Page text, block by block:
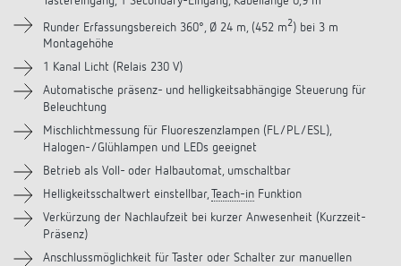
Downloads
Zubehör
Runder Erfassungsbereich 360°, Ø 24 m, (452 m2) bei 3 m
Montagehöhe
1 Kanal Licht (Relais 230 V)
Automatische präsenz- und helligkeitsabhängige Steuerung für
Beleuchtung
Mischlichtmessung für Fluoreszenzlampen (FL/PL/ESL),
Halogen-/Glühlampen und LEDs geeignet
Betrieb als Voll- oder Halbautomat, umschaltbar
Helligkeitsschaltwert einstellbar, Teach-in Funktion
Verkürzung der Nachlaufzeit bei kurzer Anwesenheit (Kurzzeit-
Präsenz)
Anschlussmöglichkeit für Taster oder Schalter zur manuellen